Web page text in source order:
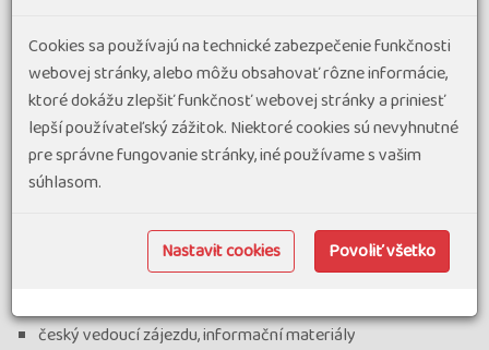
(společné soc. zařízení – sprchy, toalety)
2x večeře, 1x oběd a 1x snídaně na trajektu
veškeré vstupy a výlety dle programu v hodnotě cca 500
USD (vstupy do národních parků Torres del Paine, Los
Glaciares a Perito Moreno, Tierra del Fuego, lodní výlet na
Isla Magdalena
místní průvodce u ledovce Perito Moreno a v NP Torres del
taxy za překročení pozemních a námořních hranic mezi Chile
český vedoucí zájezdu, informační materiály
Cookies sa používajú na technické zabezpečenie funkčnosti
webovej stránky, alebo môžu obsahovať rôzne informácie,
ktoré dokážu zlepšiť funkčnosť webovej stránky a priniesť
lepší používateľský zážitok. Niektoré cookies sú nevyhnutné
pre správne fungovanie stránky, iné používame s vašim
súhlasom.
Nastavit cookies Povoliť všetko